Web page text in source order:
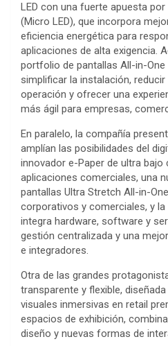
LED con una fuerte apuesta
(Micro LED), que incorpora
eficiencia energética para
aplicaciones de alta exigencia.
portfolio de pantallas All-in-One
simplificar la instalación,
operación y ofrecer una
más ágil para empresas,
En paralelo, la compañía
amplían las posibilidades del
innovador e-Paper de ultra bajo
aplicaciones comerciales, una
pantallas Ultra Stretch All-in-
corporativos y comerciales, y la
integra hardware, software y
gestión centralizada y una
e integradores.
Otra de las grandes
transparente y flexible,
visuales inmersivas en retail
espacios de exhibición,
diseño y nuevas formas de